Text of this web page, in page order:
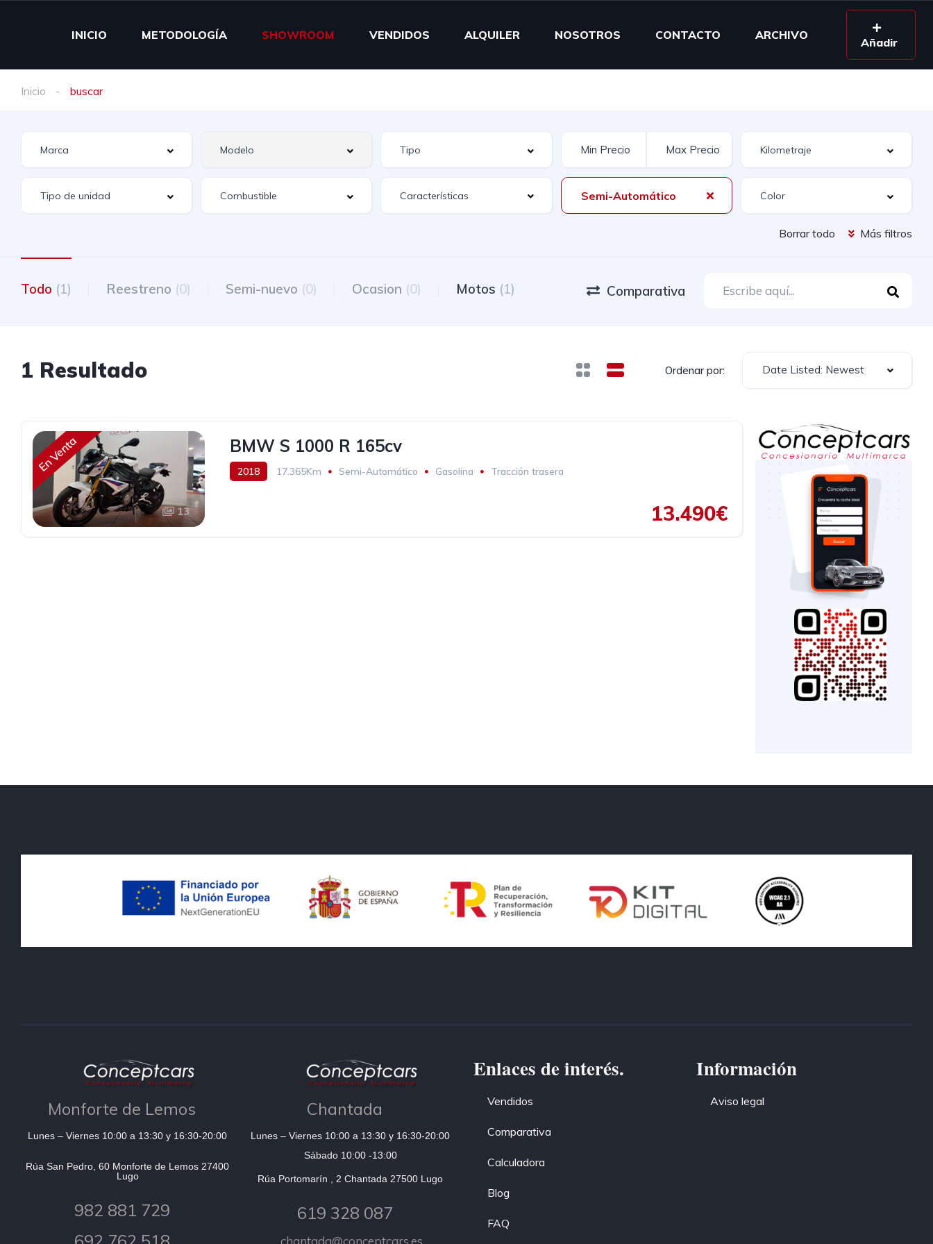
INICIO METODOLOGÍA SHOWROOM VENDIDOS ALQUILER NOSOTROS CONTACTO ARCHIVO
Añadir
Inicio buscar
Características Semi-Automático
Borrar todo Más filtros
Todo (1) Reestreno (0) Semi-nuevo (0) Ocasion (0) Motos (1) Comparativa
1 Resultado Ordenar por: Date Listed: Newest
En Venta
13
BMW S 1000 R 165cv
2018 17.365Km Semi-Automático Gasolina
Tracción trasera
13.490€
Monforte de Lemos
Lunes – Viernes 10:00 a 13:30 y 16:30-20:00
Rúa San Pedro, 60 Monforte de Lemos 27400
Lugo
982 881 729
Chantada
Lunes – Viernes 10:00 a 13:30 y 16:30-20:00
Sábado 10:00 -13:00
Rúa Portomarín , 2 Chantada 27500 Lugo
619 328 087
chantada@conceptcars.es
Enlaces de interés.
Vendidos
Comparativa
Calculadora
Blog
FAQ
Información
Aviso legal